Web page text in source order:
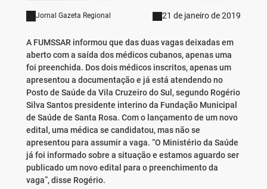
Jornal Gazeta Regional 21 de janeiro de 2019
A FUMSSAR informou que das duas vagas deixadas em
aberto com a saída dos médicos cubanos, apenas uma
foi preenchida. Dos dois médicos inscritos, apenas um
apresentou a documentação e já está atendendo no
Posto de Saúde da Vila Cruzeiro do Sul, segundo Rogério
Silva Santos presidente interino da Fundação Municipal
de Saúde de Santa Rosa. Com o lançamento de um novo
edital, uma médica se candidatou, mas não se
apresentou para assumir a vaga. “O Ministério da Saúde
já foi informado sobre a situação e estamos aguardo ser
publicado um novo edital para o preenchimento da
vaga”, disse Rogério.